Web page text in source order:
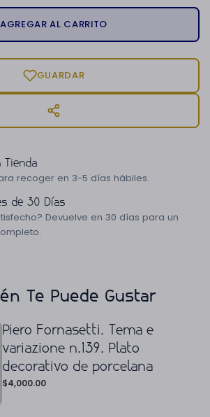
AGREGAR AL CARRITO
GUARDAR
Tienda
recoger en 3-5 días hábiles.
de 30 Días
Devuelve en 30 días para un
Te Puede Gustar
Piero Fornasetti. Tema e
variazione n.139. Plato
decorativo de porcelana
$4,000.00